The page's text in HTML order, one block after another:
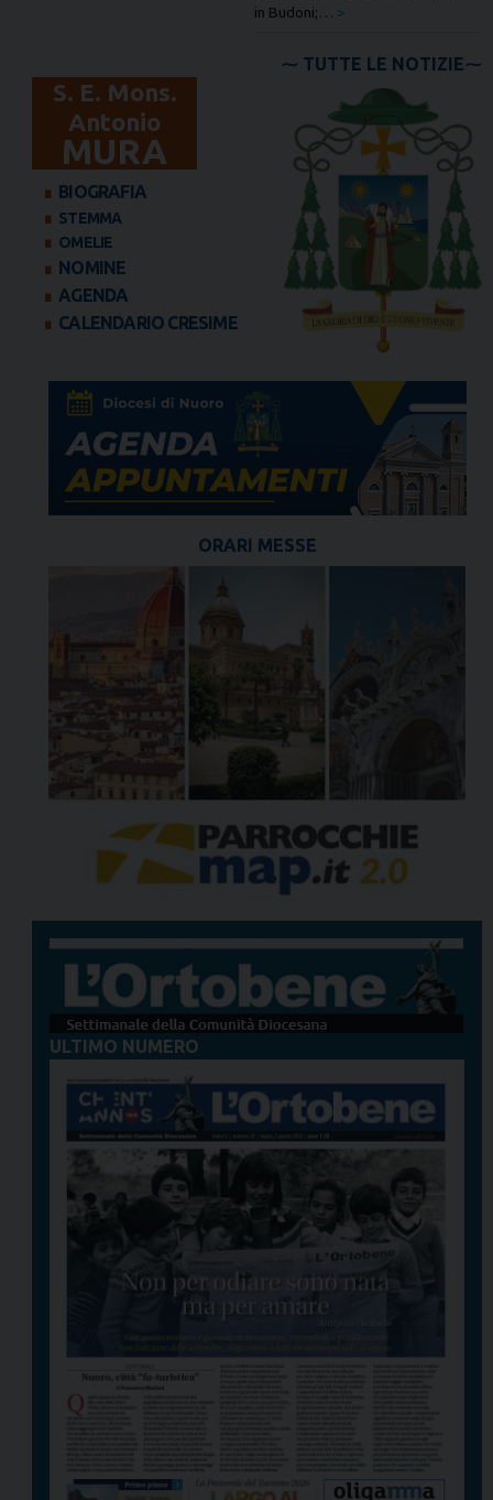
in Budoni;… >
TUTTE LE NOTIZIE
S. E. Mons.
Antonio
MURA
BIOGRAFIA
STEMMA
OMELIE
NOMINE
AGENDA
CALENDARIO CRESIME
ORARI MESSE
ULTIMO NUMERO